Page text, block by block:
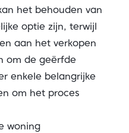
het behouden van
optie zijn, terwijl
aan het verkopen
om de geërfde
enkele belangrijke
om het proces
woning